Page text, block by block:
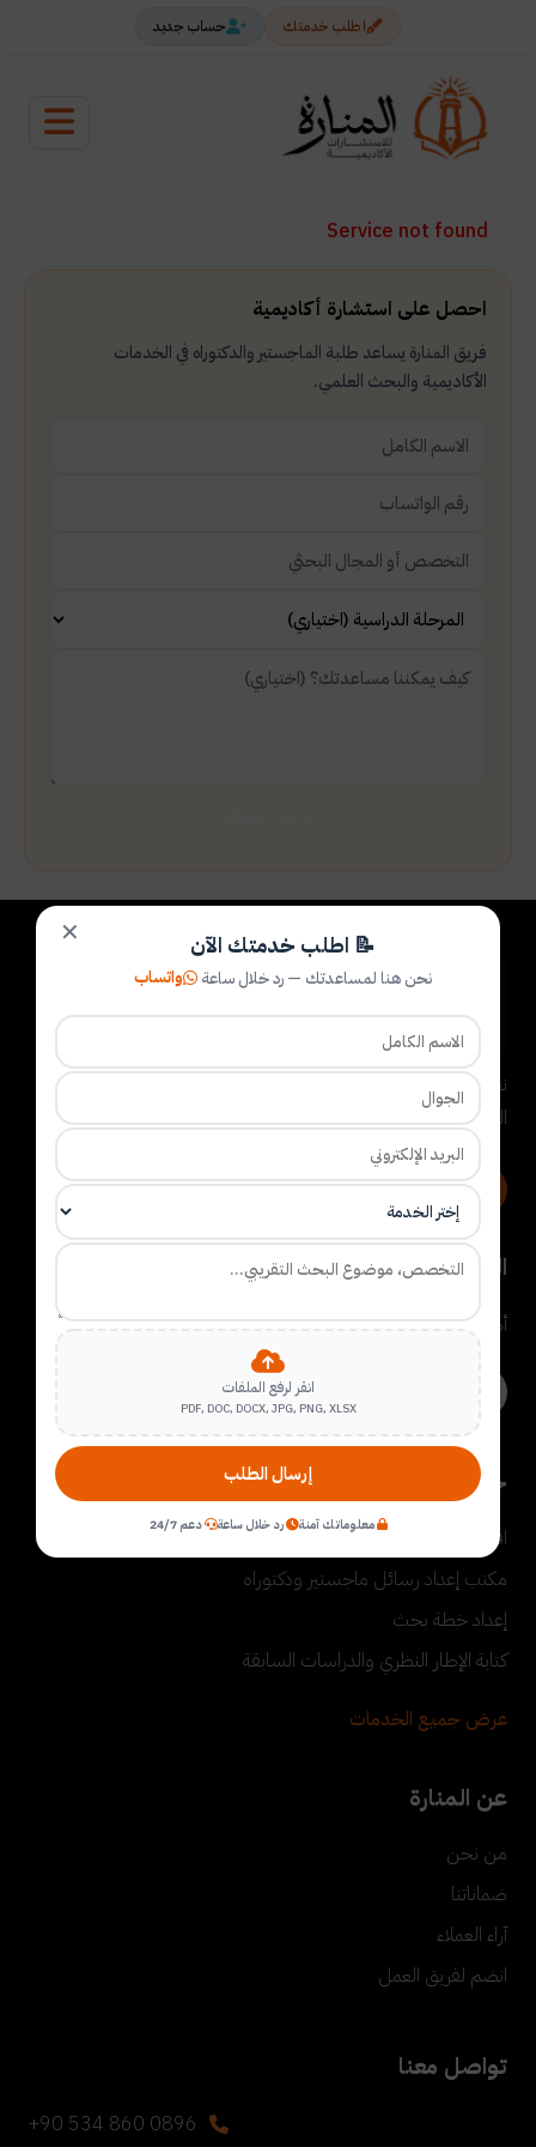
اطلب خدمتك حساب جديد
احصل على استشارة أكاديمية
فريق المنارة يساعد طلبة الماجستير والدكتوراه في الخدمات
الأكاديمية والبحث العلمي.
Service not found
✕ 📝 اطلب خدمتك الآن
نحن هنا لمساعدتك — رد خلال ساعة واتساب
انقر لرفع الملفات
PDF, DOC, DOCX, JPG, PNG, XLSX
إرسال الطلب
معلوماتك آمنة رد خلال ساعة دعم 24/7
نحن مؤسسة تقدم خدمات البحث العلمي. نساعد الباحثين وطلبة
الدراسات العليا في المهام التي تصعب عليهم في الرسالة.
طلب خدمة تواصل عبر واتساب
القائمة البريدية
أضف بريدك الإلكتروني لدينا ليصلك جديدنا
خدماتنا
اقتراح موضوعات رسائل ماجستير ودكتوراه
مكتب إعداد رسائل ماجستير ودكتوراه
إعداد خطة بحث
كتابة الإطار النظري والدراسات السابقة
عرض جميع الخدمات
عن المنارة
من نحن
ضماناتنا
آراء العملاء
انضم لفريق العمل
تواصل معنا
+90 534 860 0896